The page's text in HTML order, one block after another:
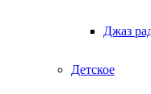
Джаз
Детское